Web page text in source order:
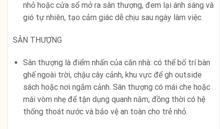
nhỏ hoặc cửa sổ mở ra sân thượng, đem lại ánh sáng và
gió tự nhiên, tạo cảm giác dễ chịu sau ngày làm việc.
SÂN THƯỢNG
Sân thượng là điểm nhấn của căn nhà: có thể bố trí bàn
ghế ngoài trời, chậu cây cảnh, khu vực để gh outside
sách hoặc nơi ngắm cảnh. Sân thượng có mái che hoặc
mái vòm nhẹ để tận dụng quanh năm, đồng thời có hệ
thống thoát nước và bảo vệ an toàn cho trẻ nhỏ.